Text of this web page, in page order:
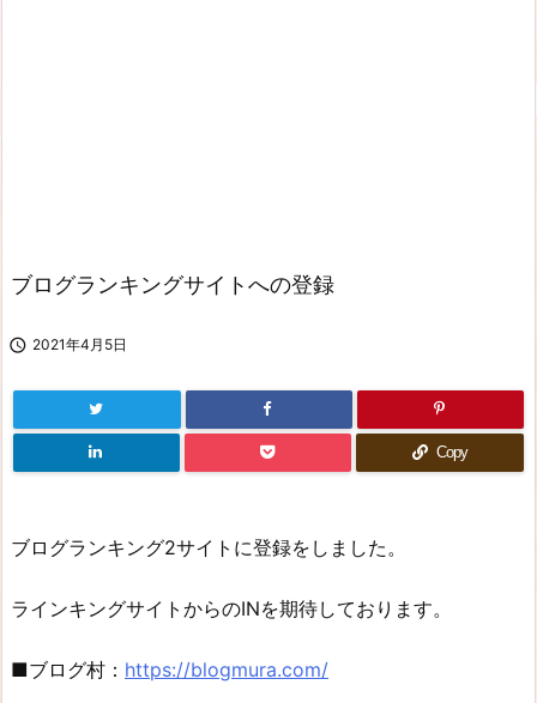
ブログランキングサイトへの登録
 2021年4月5日
Copy
ブログランキング2サイトに登録をしました。
ラインキングサイトからのINを期待しております。
■ブログ村： https://blogmura.com/